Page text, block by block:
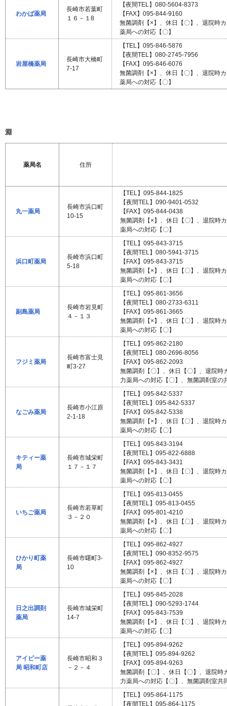
わかば薬局
長崎市若葉町
１６－１8
【夜間TEL】080-5604-8373
【FAX】095-844-9160
無菌調剤【×】、休日【〇】、退院時
薬局への対応【〇】
岩屋橋薬局
長崎市大橋町
7-17
【TEL】095-846-5876
【夜間TEL】080-2745-7956
【FAX】095-846-6076
無菌調剤【×】、休日【〇】、退院時
薬局への対応【〇】
淵
薬局名 住所
丸一薬局
長崎市浜口町
10-15
【TEL】095-844-1825
【夜間TEL】090-9401-0532
【FAX】095-844-0438
無菌調剤【×】、休日【〇】、退院時
薬局への対応【〇】
浜口町薬局
長崎市浜口町
5-18
【TEL】095-843-3715
【夜間TEL】080-5941-3715
【FAX】095-843-3715
無菌調剤【×】、休日【〇】、退院時
薬局への対応【〇】
副島薬局
長崎市岩見町
４－１３
【TEL】095-861-3656
【夜間TEL】080-2733-6311
【FAX】095-861-3665
無菌調剤【×】、休日【〇】、退院時
薬局への対応【〇】
フジミ薬局
長崎市富士見
町3-27
【TEL】095-862-2180
【夜間TEL】080-2696-8056
【FAX】095-862-2093
無菌調剤【〇】、休日【〇】、退院時
力薬局への対応【〇】、無菌調剤室の
なごみ薬局
長崎市小江原
2-1-18
【TEL】095-842-5337
【夜間TEL】095-842-5337
【FAX】095-842-5338
無菌調剤【×】、休日【〇】、退院時
薬局への対応【〇】
キティー薬
局
長崎市城栄町
１７－１７
【TEL】095-843-3194
【夜間TEL】095-822-6888
【FAX】095-843-3431
無菌調剤【×】、休日【〇】、退院時
薬局への対応【〇】
いちご薬局
長崎市若草町
３－２０
【TEL】095-813-0455
【夜間TEL】095-813-0455
【FAX】095-801-4210
無菌調剤【×】、休日【〇】、退院時
薬局への対応【〇】
ひかり町薬
局
長崎市曙町3-
10
【TEL】095-862-4927
【夜間TEL】090-8352-9575
【FAX】095-862-4927
無菌調剤【×】、休日【〇】、退院時
薬局への対応【〇】
日之出調剤
薬局
長崎市城栄町
14-7
【TEL】095-845-2028
【夜間TEL】090-5293-1744
【FAX】095-843-7539
無菌調剤【×】、休日【〇】、退院時
薬局への対応【〇】
アイビー薬
局 昭和町店
長崎市昭和３
－２－４
【TEL】095-894-9262
【夜間TEL】095-894-9262
【FAX】095-894-9263
無菌調剤【〇】、休日【〇】、退院時
力薬局への対応【〇】、無菌調剤室共
【TEL】095-864-1175
【夜間TEL】095-864-1175